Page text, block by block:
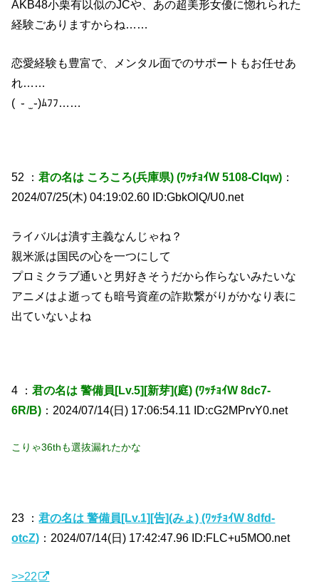
AKB48小栗有以似のJCや、あの超美形女優に惚れられた
経験ごありますからね……
恋愛経験も豊富で、メンタル面でのサポートもお任せあ
れ……
( ֊ ̫ ֊)ﾑﾌﾌ……
52 ：君の名は ころころ(兵庫県) (ﾜｯﾁｮｲW 5108-CIqw) ：
2024/07/25(木) 04:19:02.60 ID:GbkOlQ/U0.net
ライバルは潰す主義なんじゃね？
親米派は国民の心を一つにして
プロミクラブ通いと男好きそうだから作らないみたいな
アニメはよ逝っても暗号資産の詐欺繋がりがかなり表に
出ていないよね
4 ：君の名は 警備員[Lv.5][新芽](庭) (ﾜｯﾁｮｲW 8dc7-
6R/B) ：2024/07/14(日) 17:06:54.11 ID:cG2MPrvY0.net
こりゃ36thも選抜漏れたかな
23 ：君の名は 警備員[Lv.1][告](みょ) (ﾜｯﾁｮｲW 8dfd-
otcZ) ：2024/07/14(日) 17:42:47.96 ID:FLC+u5MO0.net
>>22